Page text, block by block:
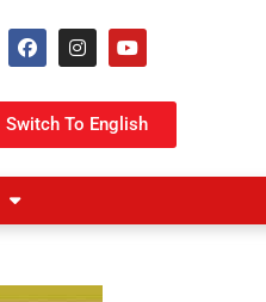
Switch To English